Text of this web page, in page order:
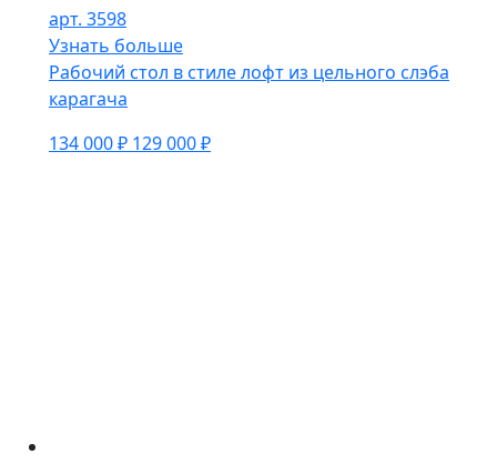
арт. 3598
Узнать больше
Рабочий стол в стиле лофт из цельного слэба
карагача
134 000 ₽ 129 000 ₽